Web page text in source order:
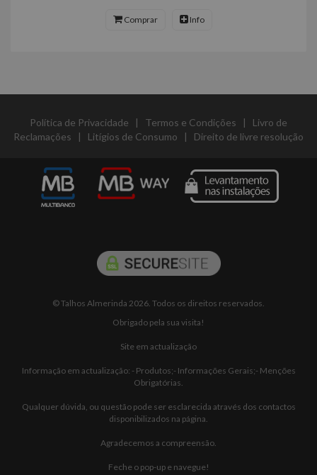
Comprar Info
Política de Privacidade | Termos e Condições | Livro de
Reclamações | Litígios de Consumo | Direito de livre resolução
© Talhos Almerinda 2026. Todos os direitos reservados.
Obrigado pela sua visita!
Site em actualização
Informação em actualização: - Produtos;- Informações Gerais;- Menções
Obrigatórias.
Qualquer dúvida, ou questão pode ser esclarecida através dos contactos
disponibilizados na página.
Agradecemos a compreensão.
Feche o pop-up e navegue!